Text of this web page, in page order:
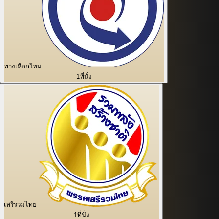
ทางเลือกใหม่
1ที่นั่ง
เสรีรวมไทย
1ที่นั่ง